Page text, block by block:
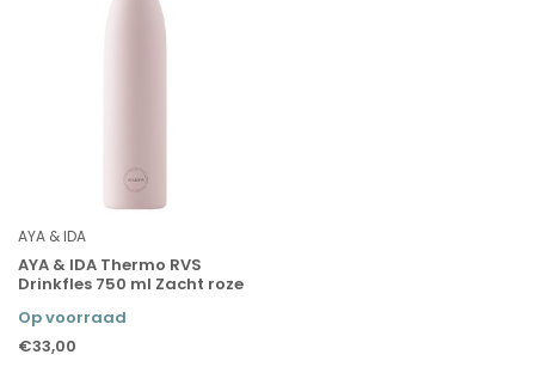
AYA & IDA
AYA & IDA Thermo RVS
Drinkfles 750 ml Zacht roze
Op voorraad
€33,00